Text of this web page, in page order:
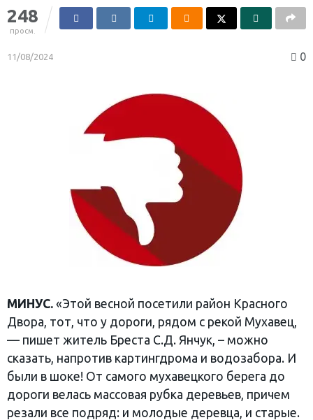
248
просм.
11/08/2024 0
МИНУС. «Этой весной посетили район Красного
Двора, тот, что у дороги, рядом с рекой Мухавец,
— пишет житель Бреста С.Д. Янчук, – можно
сказать, напротив картингдрома и водозабора. И
были в шоке! От самого мухавецкого берега до
дороги велась массовая рубка деревьев, причем
резали все подряд: и молодые деревца, и старые.